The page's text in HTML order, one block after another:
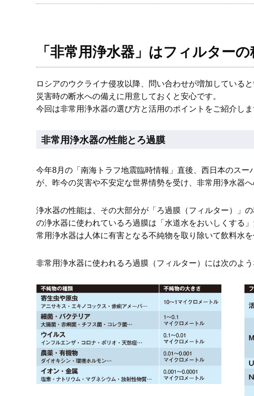
「非常用浄水器」はフィルター
ロシアのウクライナ侵攻以降、問い合わせが増加していると
災害時の断水への備えに用意しておくと安心です。
今回は非常用浄水器の選び方と活用のポイントをご紹介しま
非常用浄水器の性能とろ過膜
今年8月の「南海トラフ地震臨時情報」直後、西日本のス
が、昨今の災害や不安定な世界情勢を受け、非常用浄水器へ
浄水器の性能は、その大部分が「ろ過膜（フィルター）」
の浄水器に使われているろ過膜は「水道水をおいしくする
常用浄水器は人体に有害となる不純物を取り除いて飲料水
非常用浄水器に使われるろ過膜（フィルター）には次のよ